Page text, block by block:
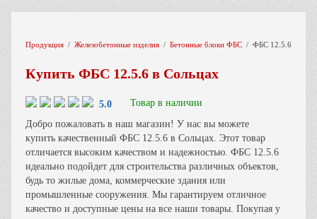
Продукция Железобетонные изделия Бетонные блоки ФБС ФБС 12.5.6
Купить ФБС 12.5.6 в Сольцах
5.0
Товар в наличии
Добро пожаловать в наш магазин! У нас вы можете
купить качественный ФБС 12.5.6 в Сольцах. Этот товар
отличается высоким качеством и надежностью. ФБС 12.5.6
идеально подойдет для строительства различных объектов,
будь то жилые дома, коммерческие здания или
промышленные сооружения. Мы гарантируем отличное
качество и доступные цены на все наши товары. Покупая у